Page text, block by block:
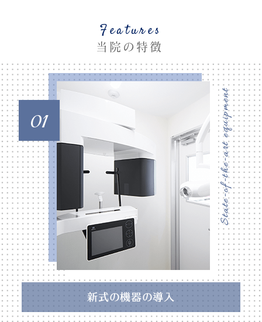
Features
当院の特徴
01
新式の機器の導入